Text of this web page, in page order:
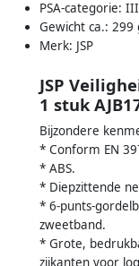
PSA-categorie: III
Gewicht ca.: 299
Merk: JSP
JSP
1 stuk
Bijzondere
* Conform EN
* ABS.
* Diepzittende
* 6-punts-
zweetband.
* Grote,
zijkanten voor